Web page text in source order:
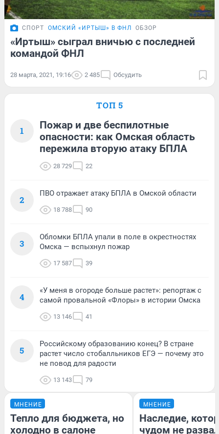
СПОРТ ОМСКИЙ «ИРТЫШ» В ФНЛ ОБЗОР
«Иртыш» сыграл вничью с последней
командой ФНЛ
28 марта, 2021, 19:16 2 485 Обсудить
ТОП 5
1
Пожар и две беспилотные
опасности: как Омская область
пережила вторую атаку БПЛА
28 729 22
2
ПВО отражает атаку БПЛА в Омской области
18 788 90
3
Обломки БПЛА упали в поле в окрестностях
Омска — вспыхнул пожар
17 587 39
4
«У меня в огороде больше растет»: репортаж с
самой провальной «Флоры» в истории Омска
13 146 41
5
Российскому образованию конец? В стране
растет число стобалльников ЕГЭ — почему это
не повод для радости
13 143 79
МНЕНИЕ
Тепло для бюджета, но
холодно в салоне
МНЕНИЕ
Наследие,
чудом не